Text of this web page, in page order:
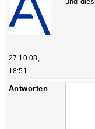
27.10.08,
18:51
Antworten